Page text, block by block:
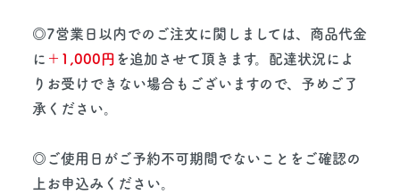
◎7営業日以内でのご注文に関しましては、商品代金
に ＋1,000円 を追加させて頂きます。配達状況によ
りお受けできない場合もございますので、予めご了
承ください。
◎ご使用日がご予約不可期間でないことをご確認の
上お申込みください。